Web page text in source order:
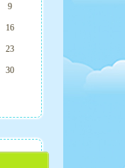
9
16
23
30